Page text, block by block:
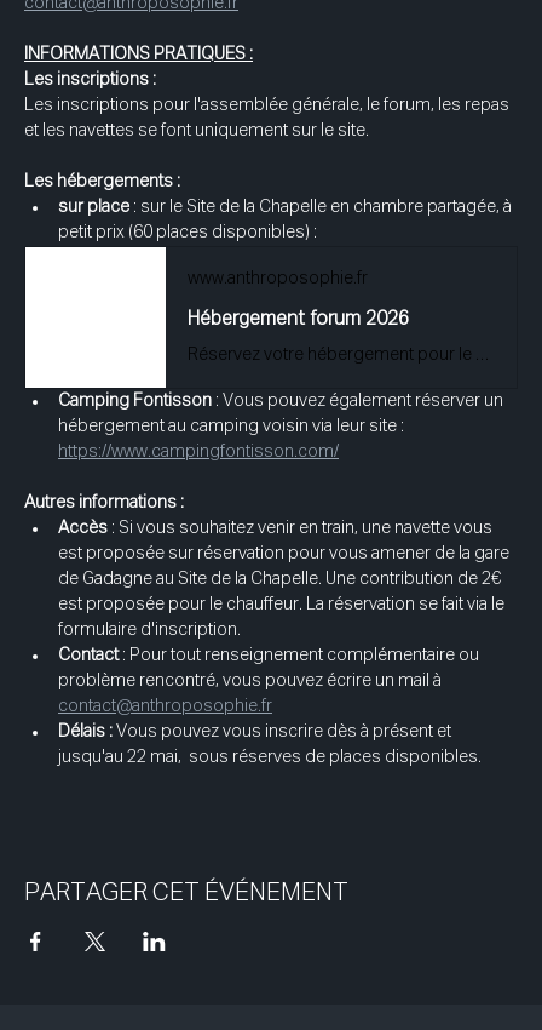
INFORMATIONS PRATIQUES :
Les inscriptions :
Les inscriptions pour l'assemblée générale, le forum, les repas
et les navettes se font uniquement sur le site.
Les hébergements :
sur place : sur le Site de la Chapelle en chambre partagée, à
petit prix (60 places disponibles) :
www.anthroposophie.fr
Hébergement forum 2026
Camping Fontisson : Vous pouvez également réserver un
hébergement au camping voisin via leur site :
https://www.campingfontisson.com/
Autres informations :
Accès : Si vous souhaitez venir en train, une navette vous
est proposée sur réservation pour vous amener de la gare
de Gadagne au Site de la Chapelle. Une contribution de 2€
est proposée pour le chauffeur. La réservation se fait via le
formulaire d'inscription.
Contact : Pour tout renseignement complémentaire ou
problème rencontré, vous pouvez écrire un mail à
contact@anthroposophie.fr
Délais : Vous pouvez vous inscrire dès à présent et
jusqu'au 22 mai,  sous réserves de places disponibles.
PARTAGER CET ÉVÉNEMENT